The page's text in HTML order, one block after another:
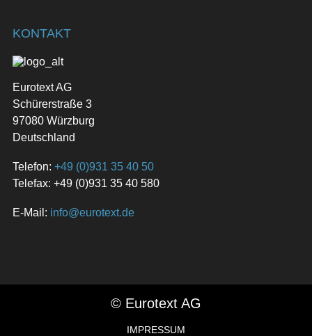
KONTAKT
Eurotext AG
Schürerstraße 3
97080 Würzburg
Deutschland
Telefon: +49 (0)931 35 40 50
Telefax: +49 (0)931 35 40 580
E-Mail: info@eurotext.de
© Eurotext AG
IMPRESSUM